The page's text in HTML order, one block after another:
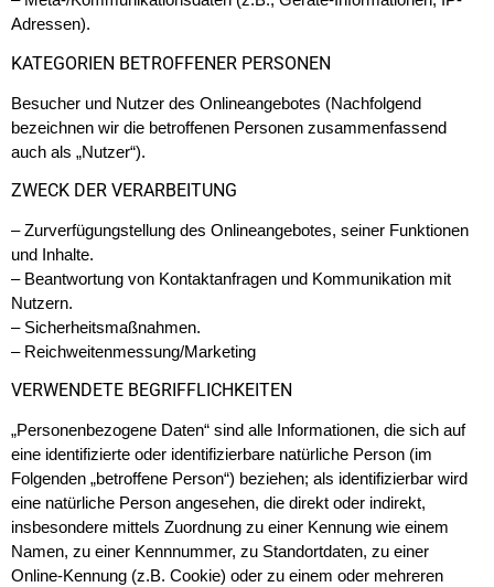
Adressen).
KATEGORIEN BETROFFENER PERSONEN
Besucher und Nutzer des Onlineangebotes (Nachfolgend
bezeichnen wir die betroffenen Personen zusammenfassend
auch als „Nutzer“).
ZWECK DER VERARBEITUNG
– Zurverfügungstellung des Onlineangebotes, seiner Funktionen
und Inhalte.
– Beantwortung von Kontaktanfragen und Kommunikation mit
Nutzern.
– Sicherheitsmaßnahmen.
– Reichweitenmessung/Marketing
VERWENDETE BEGRIFFLICHKEITEN
„Personenbezogene Daten“ sind alle Informationen, die sich auf
eine identifizierte oder identifizierbare natürliche Person (im
Folgenden „betroffene Person“) beziehen; als identifizierbar wird
eine natürliche Person angesehen, die direkt oder indirekt,
insbesondere mittels Zuordnung zu einer Kennung wie einem
Namen, zu einer Kennnummer, zu Standortdaten, zu einer
Online-Kennung (z.B. Cookie) oder zu einem oder mehreren